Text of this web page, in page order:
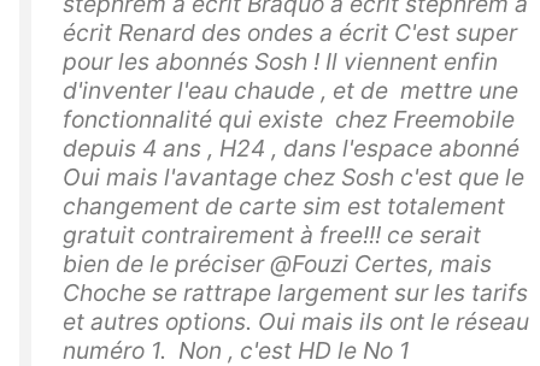
écrit Renard des ondes a écrit C'est super
pour les abonnés Sosh ! Il viennent enfin
d'inventer l'eau chaude , et de mettre une
fonctionnalité qui existe chez Freemobile
depuis 4 ans , H24 , dans l'espace abonné
Oui mais l'avantage chez Sosh c'est que le
changement de carte sim est totalement
gratuit contrairement à free!!! ce serait
bien de le préciser @Fouzi Certes, mais
Choche se rattrape largement sur les tarifs
et autres options. Oui mais ils ont le réseau
numéro 1. Non , c'est HD le No 1